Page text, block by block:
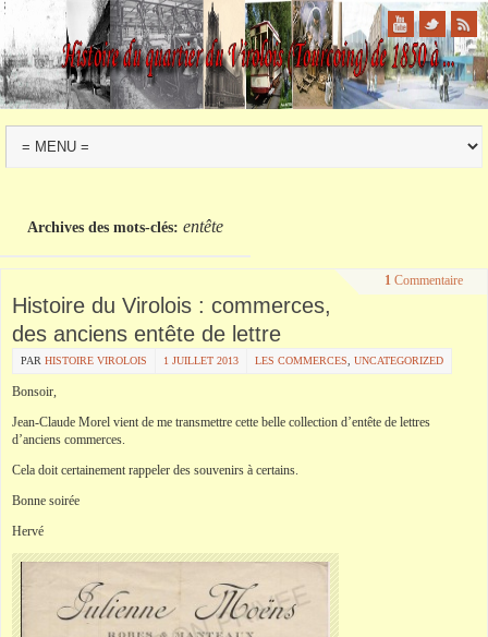
Archives des mots-clés: entête
1 Commentaire
Histoire du Virolois : commerces,
des anciens entête de lettre
PAR HISTOIRE VIROLOIS 1 JUILLET 2013 LES COMMERCES UNCATEGORIZED
Bonsoir,
Jean-Claude Morel vient de me transmettre cette belle collection d’entête de lettres
d’anciens commerces.
Cela doit certainement rappeler des souvenirs à certains.
Bonne soirée
Hervé